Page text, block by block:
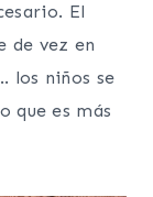
El
de vez en
los niños se
que es más